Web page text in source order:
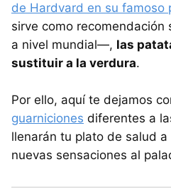
de Hardvard en su famoso
sirve como
a nivel mundial—, las
sustituir a la verdura.
Por ello, aquí te dejamos
guarniciones diferentes a
llenarán tu plato de salud
nuevas sensaciones al